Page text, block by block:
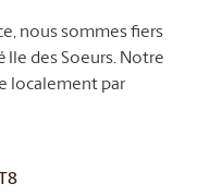
nous sommes fiers
Ile des Soeurs. Notre
localement par